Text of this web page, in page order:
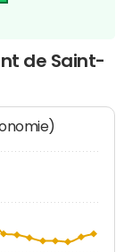
de Saint-